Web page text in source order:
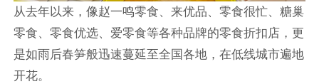
从去年以来，像赵一鸣零食、来优品、零食很忙、糖巢
零食、零食优选、爱零食等各种品牌的零食折扣店，更
是如雨后春笋般迅速蔓延至全国各地，在低线城市遍地
开花。